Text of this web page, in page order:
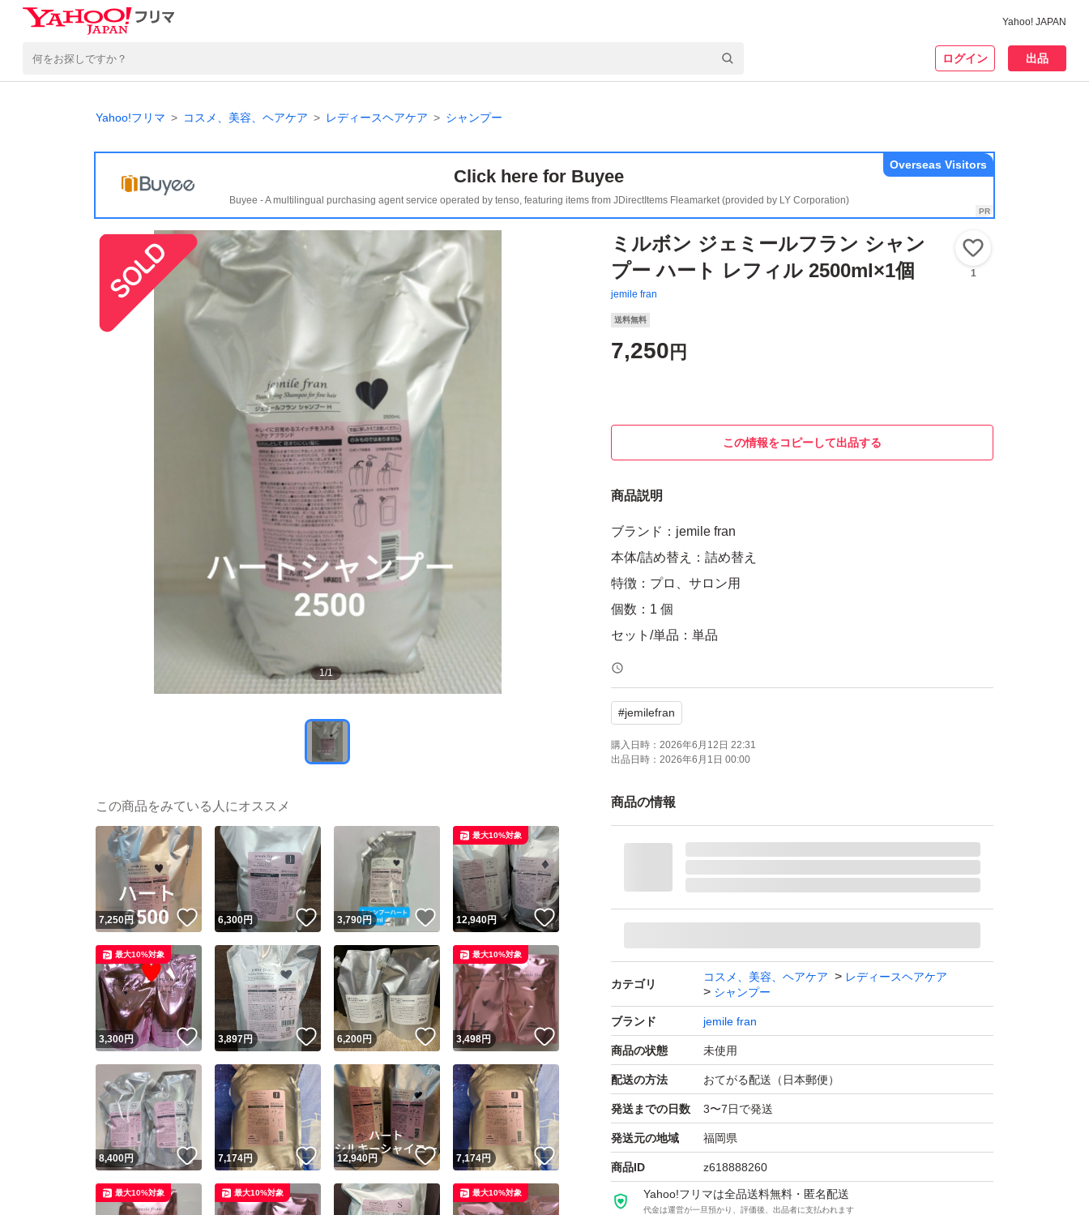
Yahoo! JAPAN
ログイン 出品
Yahoo!フリマ コスメ、美容、ヘアケア レディースヘアケア シャンプー
Click here for Buyee
Buyee - A multilingual purchasing agent service operated by tenso, featuring items from JDirectItems Fleamarket (provided by LY Corporation)
Overseas Visitors
1/1
ミルボン ジェミールフラン シャン
プー ハート レフィル 2500ml×1個
jemile fran
1
送料無料
7,250 円
この情報をコピーして出品する
商品説明
ブランド：jemile fran
本体/詰め替え：詰め替え
特徴：プロ、サロン用
個数：1 個
セット/単品：単品
#jemilefran
購入日時： 2026年6月12日 22:31
出品日時： 2026年6月1日 00:00
商品の情報
カテゴリ
コスメ、美容、ヘアケア
レディースヘアケア
シャンプー
ブランド jemile fran
商品の状態 未使用
配送の方法 おてがる配送（日本郵便）
発送までの日数 3〜7日で発送
発送元の地域 福岡県
商品ID z618888260
Yahoo!フリマは全品送料無料・匿名配送
代金は運営が一旦預かり、評価後、出品者に支払われます
この商品をみている人にオススメ
7,250円 いいね！
6,300円 いいね！
3,790円 いいね！
12,940円 いいね！
最大10%対象
3,300円 いいね！
最大10%対象
3,897円 いいね！
6,200円 いいね！
3,498円
最大10%対象
8,400円 いいね！
7,174円 いいね！
12,940円 いいね！
7,174円 いいね！
最大10%対象 最大10%対象 最大10%対象